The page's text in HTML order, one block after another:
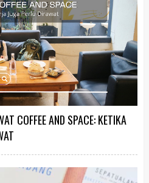
COFFEE AND SPACE: KETIKA